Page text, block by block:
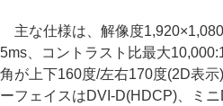
主な仕様は、解像度
5ms、コントラスト比最大
角が上下160度/左右170度(2D表
ーフェイスはDVI-D(HDCP)、ミ